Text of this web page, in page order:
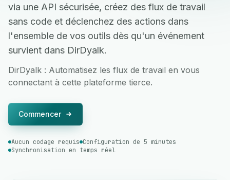
via une API sécurisée, créez des flux de travail
sans code et déclenchez des actions dans
l'ensemble de vos outils dès qu'un événement
survient dans DirDyalk.
DirDyalk : Automatisez les flux de travail en vous
connectant à cette plateforme tierce.
Commencer
Aucun codage requis Configuration de 5 minutes
Synchronisation en temps réel